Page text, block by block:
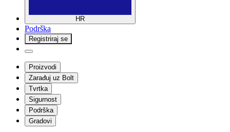
HR
Podrška
Registriraj se
Proizvodi
Zarađuj uz Bolt
Tvrtka
Sigurnost
Podrška
Gradovi